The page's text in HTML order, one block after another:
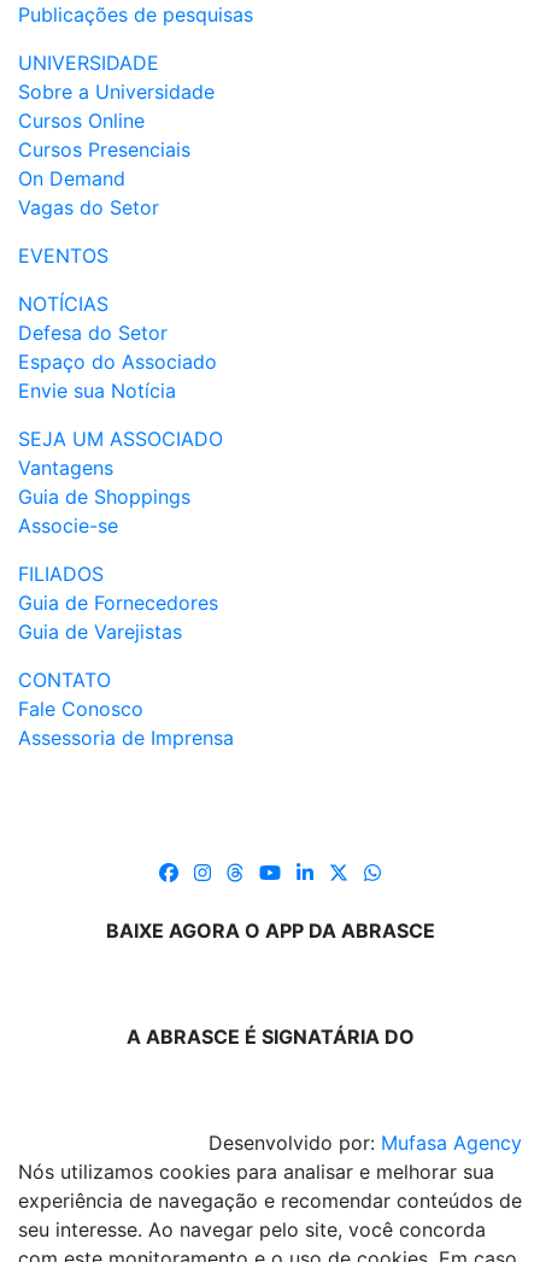
Publicações de pesquisas
UNIVERSIDADE
Sobre a Universidade
Cursos Online
Cursos Presenciais
On Demand
Vagas do Setor
EVENTOS
NOTÍCIAS
Defesa do Setor
Espaço do Associado
Envie sua Notícia
SEJA UM ASSOCIADO
Vantagens
Guia de Shoppings
Associe-se
FILIADOS
Guia de Fornecedores
Guia de Varejistas
CONTATO
Fale Conosco
Assessoria de Imprensa
BAIXE AGORA O APP DA ABRASCE
A ABRASCE É SIGNATÁRIA DO
Desenvolvido por: Mufasa Agency
Nós utilizamos cookies para analisar e melhorar sua
experiência de navegação e recomendar conteúdos de
seu interesse. Ao navegar pelo site, você concorda